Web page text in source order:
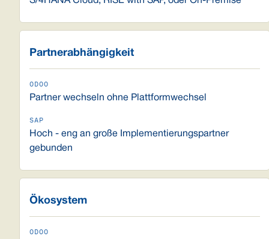
Partnerabhängigkeit
Partner wechseln ohne Plattformwechsel
Hoch - eng an große Implementierungspartner
gebunden
Ökosystem